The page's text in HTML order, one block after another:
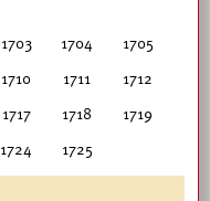
1703 1704
1705
1710 1711
1712
1717 1718
1719
1724 1725